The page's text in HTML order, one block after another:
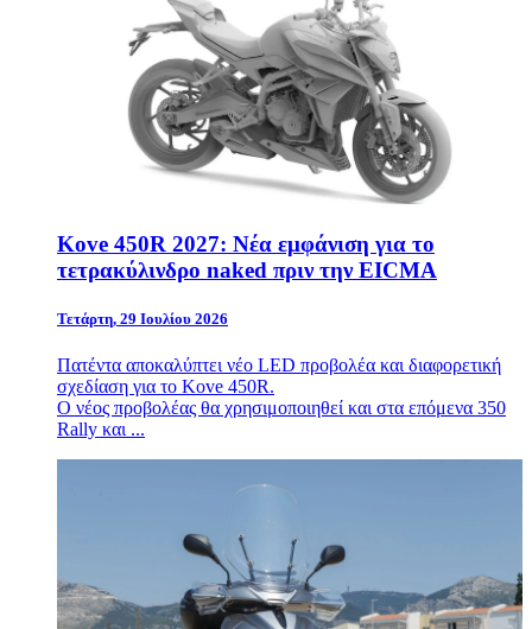
Kove 450R 2027: Νέα εμφάνιση για το
τετρακύλινδρο naked πριν την EICMA
Τετάρτη, 29 Ιουλίου 2026
Πατέντα αποκαλύπτει νέο LED προβολέα και διαφορετική
σχεδίαση για το Kove 450R.
Ο νέος προβολέας θα χρησιμοποιηθεί και στα επόμενα 350
Rally και ...